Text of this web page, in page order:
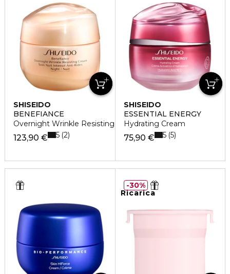
SHISEIDO
BENEFIANCE
Overnight Wrinkle Resisting Cream
123,90 € 5 2
SHISEIDO
ESSENTIAL ENERGY
Hydrating Cream
75,90 € 5 5
Ricarica
30%